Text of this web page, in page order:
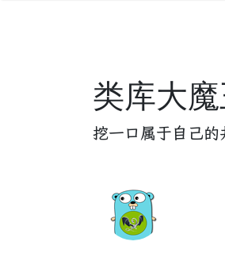
类库大
挖一口属于自己的